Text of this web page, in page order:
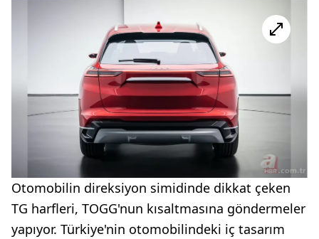
Otomobilin direksiyon simidinde dikkat çeken
TG harfleri, TOGG'nun kısaltmasına göndermeler
yapıyor. Türkiye'nin otomobilindeki iç tasarım